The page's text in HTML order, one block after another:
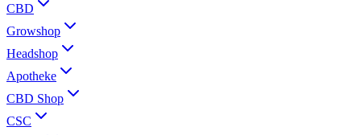
CBD
Growshop
Headshop
Apotheke
CBD Shop
CSC